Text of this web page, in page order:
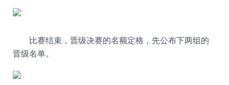
比赛结束，晋级决赛的名额定格，先公布下两组的
晋级名单。